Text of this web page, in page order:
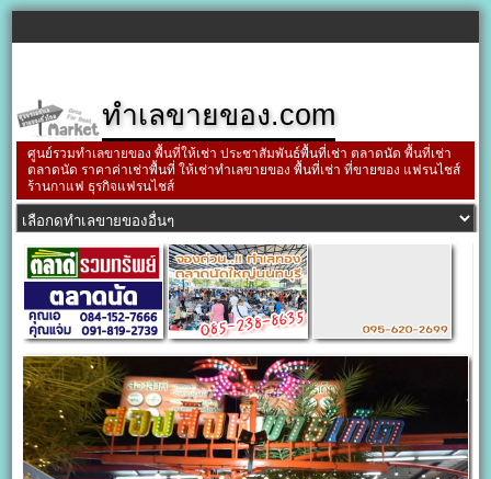
ทำเลขายของ.com
ศูนย์รวมทำเลขายของ พื้นที่ให้เช่า ประชาสัมพันธ์พื้นที่เช่า ตลาดนัด พื้นที่เช่า
ตลาดนัด ราคาค่าเช่าพื้นที่ ให้เช่าทำเลขายของ พื้นที่เช่า ที่ขายของ แฟรนไชส์
ร้านกาแฟ ธุรกิจแฟรนไชส์